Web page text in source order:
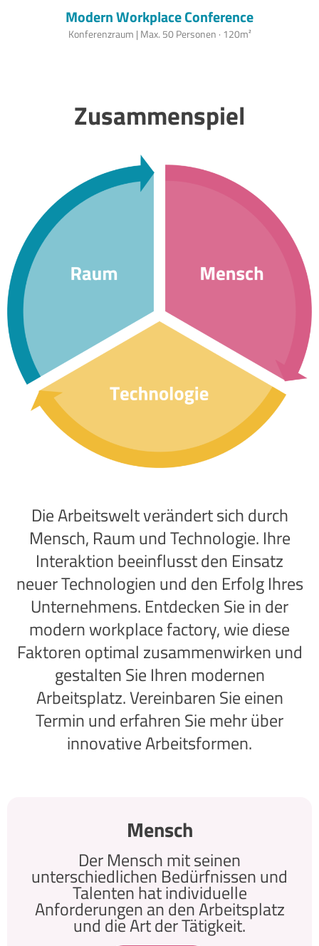
Modern Workplace Conference
Konferenzraum | Max. 50 Personen · 120m²
Zusammenspiel
Die Arbeitswelt verändert sich durch
Mensch, Raum und Technologie. Ihre
Interaktion beeinflusst den Einsatz
neuer Technologien und den Erfolg Ihres
Unternehmens. Entdecken Sie in der
modern workplace factory, wie diese
Faktoren optimal zusammenwirken und
gestalten Sie Ihren modernen
Arbeitsplatz. Vereinbaren Sie einen
Termin und erfahren Sie mehr über
innovative Arbeitsformen.
Mensch
Der Mensch mit seinen
unterschiedlichen Bedürfnissen und
Talenten hat individuelle
Anforderungen an den Arbeitsplatz
und die Art der Tätigkeit.